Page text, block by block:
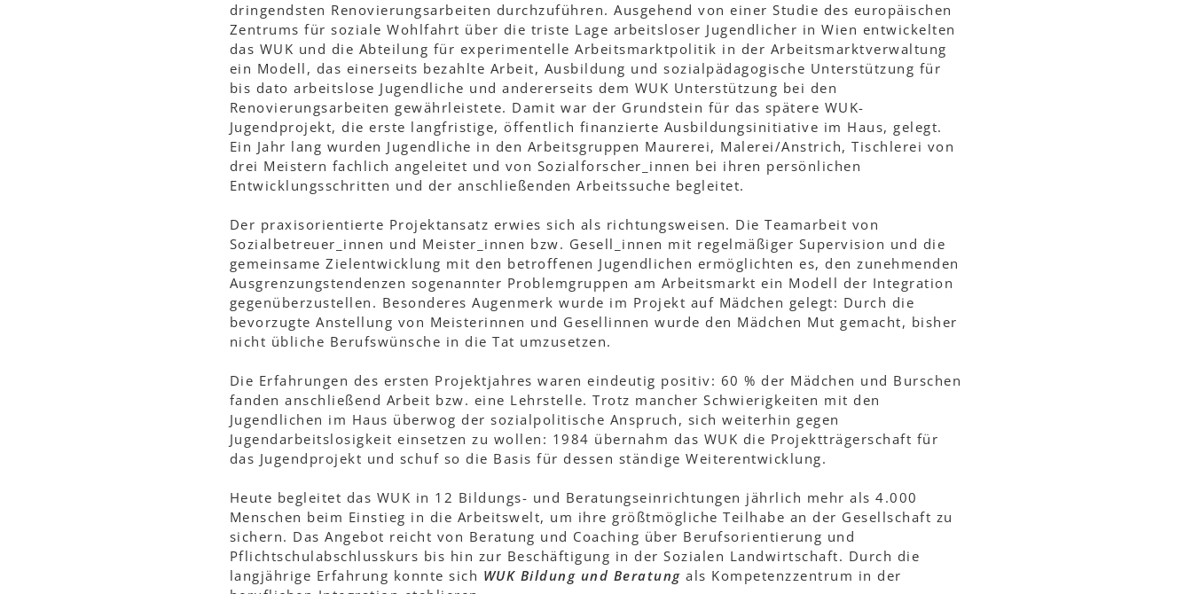
dringendsten Renovierungsarbeiten durchzuführen. Ausgehend von einer Studie des europäischen
Zentrums für soziale Wohlfahrt über die triste Lage arbeitsloser Jugendlicher in Wien entwickelten
das WUK und die Abteilung für experimentelle Arbeitsmarktpolitik in der Arbeitsmarktverwaltung
ein Modell, das einerseits bezahlte Arbeit, Ausbildung und sozialpädagogische Unterstützung für
bis dato arbeitslose Jugendliche und andererseits dem WUK Unterstützung bei den
Renovierungsarbeiten gewährleistete. Damit war der Grundstein für das spätere WUK-
Jugendprojekt, die erste langfristige, öffentlich finanzierte Ausbildungsinitiative im Haus, gelegt.
Ein Jahr lang wurden Jugendliche in den Arbeitsgruppen Maurerei, Malerei/Anstrich, Tischlerei von
drei Meistern fachlich angeleitet und von Sozialforscher_innen bei ihren persönlichen
Entwicklungsschritten und der anschließenden Arbeitssuche begleitet.
Der praxisorientierte Projektansatz erwies sich als richtungsweisen. Die Teamarbeit von
Sozialbetreuer_innen und Meister_innen bzw. Gesell_innen mit regelmäßiger Supervision und die
gemeinsame Zielentwicklung mit den betroffenen Jugendlichen ermöglichten es, den zunehmenden
Ausgrenzungstendenzen sogenannter Problemgruppen am Arbeitsmarkt ein Modell der Integration
gegenüberzustellen. Besonderes Augenmerk wurde im Projekt auf Mädchen gelegt: Durch die
bevorzugte Anstellung von Meisterinnen und Gesellinnen wurde den Mädchen Mut gemacht, bisher
nicht übliche Berufswünsche in die Tat umzusetzen.
Die Erfahrungen des ersten Projektjahres waren eindeutig positiv: 60 % der Mädchen und Burschen
fanden anschließend Arbeit bzw. eine Lehrstelle. Trotz mancher Schwierigkeiten mit den
Jugendlichen im Haus überwog der sozialpolitische Anspruch, sich weiterhin gegen
Jugendarbeitslosigkeit einsetzen zu wollen: 1984 übernahm das WUK die Projektträgerschaft für
das Jugendprojekt und schuf so die Basis für dessen ständige Weiterentwicklung.
Heute begleitet das WUK in 12 Bildungs- und Beratungseinrichtungen jährlich mehr als 4.000
Menschen beim Einstieg in die Arbeitswelt, um ihre größtmögliche Teilhabe an der Gesellschaft zu
sichern. Das Angebot reicht von Beratung und Coaching über Berufsorientierung und
Pflichtschulabschlusskurs bis hin zur Beschäftigung in der Sozialen Landwirtschaft. Durch die
langjährige Erfahrung konnte sich WUK Bildung und Beratung als Kompetenzzentrum in der